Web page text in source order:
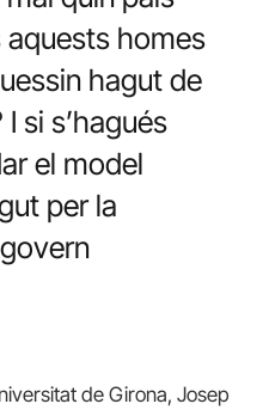
homes
hagut de
I si s’hagués
el model
per la
de Girona, Josep